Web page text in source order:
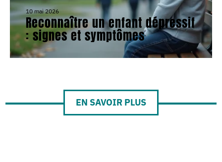
10 mai 2026
Reconnaître un enfant dépressif
: signes et symptômes
EN SAVOIR PLUS